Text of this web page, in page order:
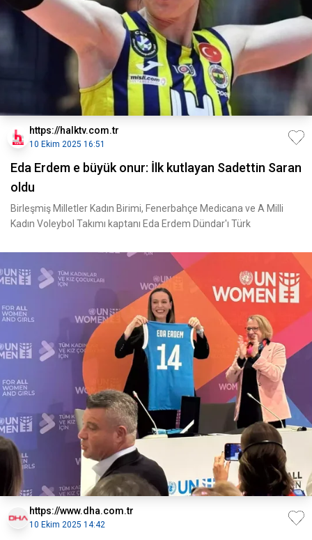
https://halktv.com.tr
10 Ekim 2025 16:51
Eda Erdem e büyük onur: İlk kutlayan Sadettin Saran
oldu
Birleşmiş Milletler Kadın Birimi, Fenerbahçe Medicana ve A Milli
Kadın Voleybol Takımı kaptanı Eda Erdem Dündar'ı Türk
https://www.dha.com.tr
10 Ekim 2025 14:42